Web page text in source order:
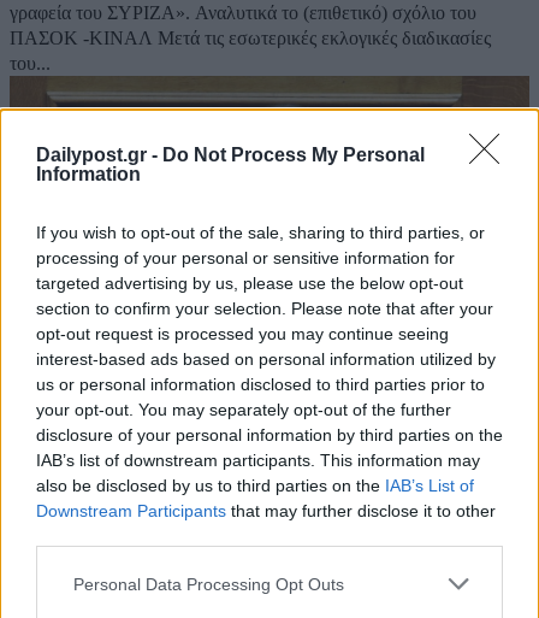
Dailypost.gr - Do Not Process My Personal
Information
If you wish to opt-out of the sale, sharing to third parties, or
processing of your personal or sensitive information for
targeted advertising by us, please use the below opt-out
section to confirm your selection. Please note that after your
opt-out request is processed you may continue seeing
interest-based ads based on personal information utilized by
us or personal information disclosed to third parties prior to
your opt-out. You may separately opt-out of the further
disclosure of your personal information by third parties on the
IAB’s list of downstream participants. This information may
also be disclosed by us to third parties on the IAB’s List of
Downstream Participants that may further disclose it to other
Personal Data Processing Opt Outs
γραφεία του ΣΥΡΙΖΑ». Αναλυτικά το (επιθετικό) σχόλιο του
ΠΑΣΟΚ -ΚΙΝΑΛ Μετά τις εσωτερικές εκλογικές διαδικασίες
του...
Επίσημα στο ΠΑΣΟΚ-ΚΙΝΑΛ η Αδάμου –
Συναντήθηκε με Ανδρουλάκη
11/05/2022
Κατερίνα Αδάμου, παραμένει όμως ανεξάρτητη στη Βουλή και δεν